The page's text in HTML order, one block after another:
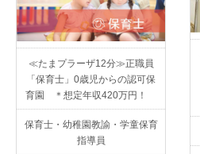
≪たまプラーザ12分≫正職員
「保育士」0歳児からの認可保
育園 ＊想定年収420万円！
保育士・幼稚園教諭・学童保育
指導員